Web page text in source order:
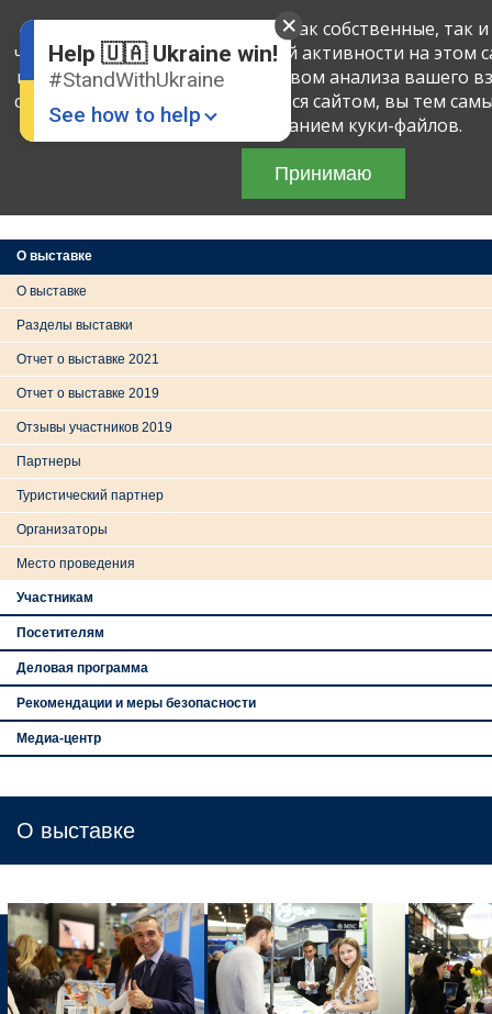
27я
UITT: «УКРАИНА
и Туризм»
перемоги!
О выставке
О выставке
Разделы выставки
Отчет о выставке 2021
Отчет о выставке 2019
Отзывы участников 2019
Партнеры
Туристический партнер
Организаторы
Место проведения
Участникам
Посетителям
Деловая программа
Рекомендации и меры безопасности
Медиа-центр
О выставке
Help 🇺🇦 Ukraine win!
#StandWithUkraine
See how to help
Donate
Support Ukraine
❤
Share this widget
Мы применяем куки-файлы, как собственные, так
чтобы определять объем вашей активности на этом
предлагаемый сервис посредством анализа вашего
сайтом. Продолжая пользоваться сайтом, вы тем
с использованием куки-файлов.
Принимаю